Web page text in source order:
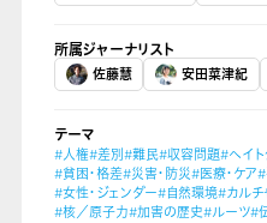
所属ジャーナリスト
佐藤慧 安田菜津紀
テーマ
#人権#差別#難民#収容問題#ヘイト
#貧困・格差#災害・防災#医療・ケア
#女性・ジェンダー#自然環境#カルチ
#核／原子力#加害の歴史#ルーツ#